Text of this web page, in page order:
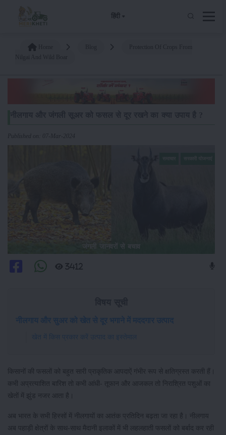
हिंदी
Published on: 07-Mar-2024
3412
नीलगाय और सुअर को खेत से दूर भगाने में मददगार उत्पाद
खेत में किस प्रकार करें उत्पाद का इस्तेमाल
किसानों की फसलों को बहुत सारी प्राकृतिक आपदाऐं गंभीर रूप से क्षतिग्रस्त करती हैं।
कभी अप्रत्याशित बारिश तो कभी आंधी- तूफान और आजकल तो निराश्रित पशुओं का
खेतों में झुंड नजर आता है।
अब भारत के सभी हिस्सों में नीलगायों का आतंक प्रतिदिन बढ़ता जा रहा है। नीलगाय
अब पहाड़ी क्षेत्रों के साथ-साथ मैदानी इलाकों में भी लहलहाती फसलों को बर्बाद कर रही